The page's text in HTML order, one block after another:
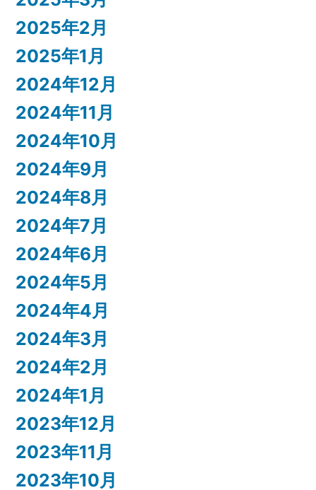
2025年2月
2025年1月
2024年12月
2024年11月
2024年10月
2024年9月
2024年8月
2024年7月
2024年6月
2024年5月
2024年4月
2024年3月
2024年2月
2024年1月
2023年12月
2023年11月
2023年10月